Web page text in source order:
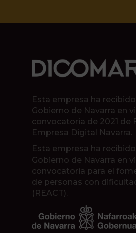
Esta empresa ha
Gobierno de Navarra en
convocatoria de 2021 de
Empresa Digital Navarra.
Esta empresa ha
Gobierno de Navarra en
convocatoria para el
de personas con
(REACT).